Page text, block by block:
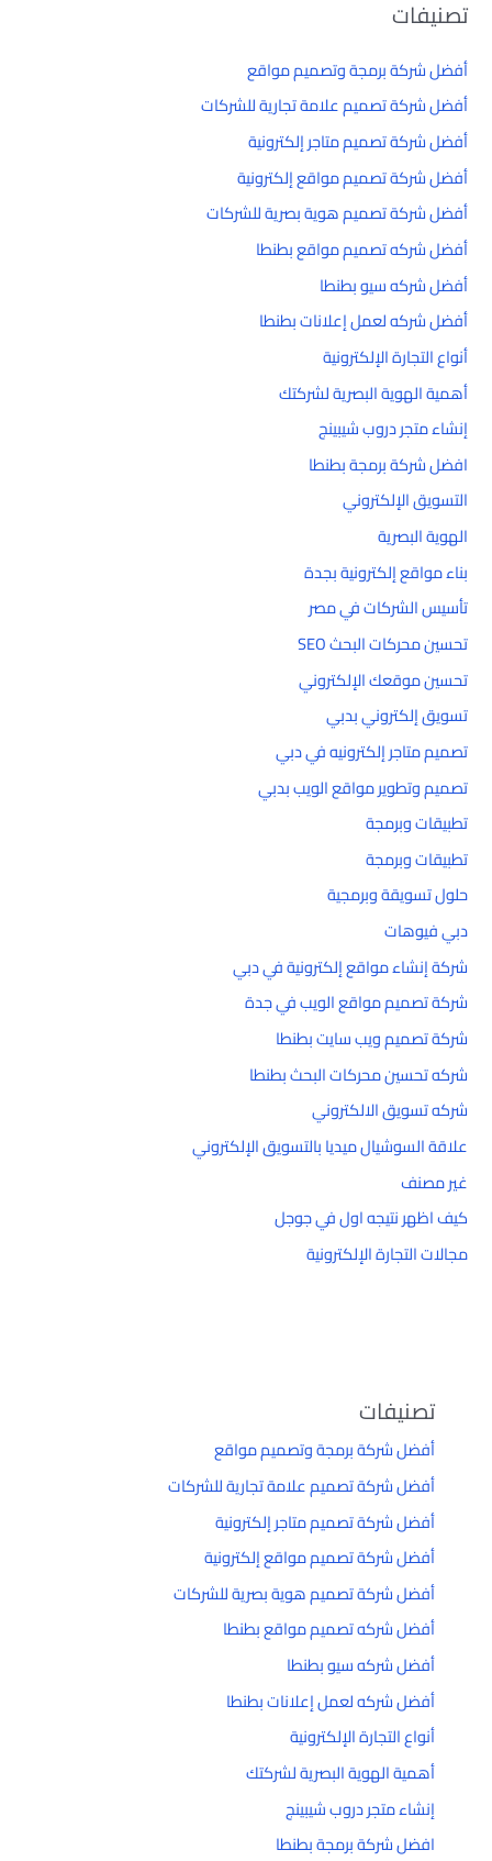
تصنيفات
أفضل شركة برمجة وتصميم مواقع
أفضل شركة تصميم علامة تجارية للشركات
أفضل شركة تصميم متاجر إلكترونية
أفضل شركة تصميم مواقع إلكترونية
أفضل شركة تصميم هوية بصرية للشركات
أفضل شركه تصميم مواقع بطنطا
أفضل شركه سيو بطنطا
أفضل شركه لعمل إعلانات بطنطا
أنواع التجارة الإلكترونية
أهمية الهوية البصرية لشركتك
إنشاء متجر دروب شيبينج
افضل شركة برمجة بطنطا
التسويق الإلكتروني
الهوية البصرية
بناء مواقع إلكترونية بجدة
تأسيس الشركات في مصر
تحسين محركات البحث SEO
تحسين موقعك الإلكتروني
تسويق إلكتروني بدبي
تصميم متاجر إلكترونيه في دبي
تصميم وتطوير مواقع الويب بدبي
تطبيقات وبرمجة
تطبيقات وبرمجة
حلول تسويقة وبرمجية
دبي فيوهات
شركة إنشاء مواقع إلكترونية في دبي
شركة تصميم مواقع الويب في جدة
شركة تصميم ويب سايت بطنطا
شركه تحسين محركات البحث بطنطا
شركه تسويق الالكتروني
علاقة السوشيال ميديا بالتسويق الإلكتروني
غير مصنف
كيف اظهر نتيجه اول في جوجل
مجالات التجارة الإلكترونية
تصنيفات
أفضل شركة برمجة وتصميم مواقع
أفضل شركة تصميم علامة تجارية للشركات
أفضل شركة تصميم متاجر إلكترونية
أفضل شركة تصميم مواقع إلكترونية
أفضل شركة تصميم هوية بصرية للشركات
أفضل شركه تصميم مواقع بطنطا
أفضل شركه سيو بطنطا
أفضل شركه لعمل إعلانات بطنطا
أنواع التجارة الإلكترونية
أهمية الهوية البصرية لشركتك
إنشاء متجر دروب شيبينج
افضل شركة برمجة بطنطا